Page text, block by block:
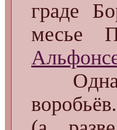
граде
месье